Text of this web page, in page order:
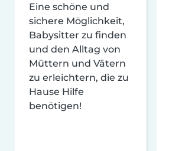
Eine schöne und
sichere Möglichkeit,
Babysitter zu finden
und den Alltag von
Müttern und Vätern
zu erleichtern, die zu
Hause Hilfe
benötigen!